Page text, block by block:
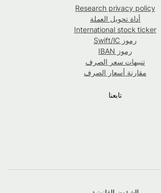
Research privacy policy
أداة تحويل العملة
International stock ticker
رموز Swift/IC
رموز IBAN
تنبيهات سعر الصرف
مقارنة أسعار الصرف
تابعنا